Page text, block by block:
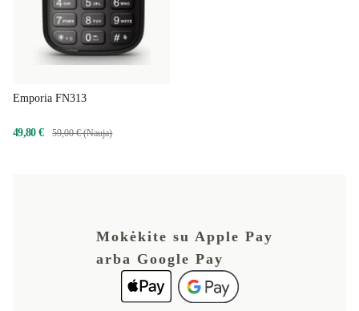
Emporia FN313
49,80 € 59,00 € (Nauja)
Mokėkite su Apple Pay
arba Google Pay